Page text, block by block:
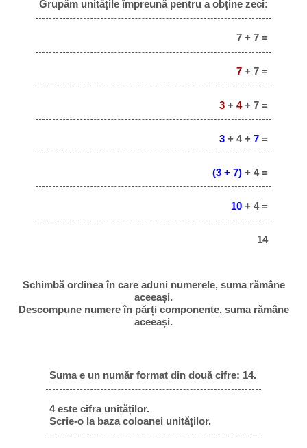
Grupăm unitățile împreună pentru a obține zeci:
7 + 7 =
7 + 7 =
3 + 4+ 7 =
3 + 4 + 7 =
(3 + 7) + 4 =
10 + 4 =
14
Schimbă ordinea în care aduni numerele, suma rămâne
aceeași.
Descompune numere în părți componente, suma rămâne
aceeași.
Suma e un număr format din două cifre: 14.
4 este cifra unităților.
Scrie-o la baza coloanei unităților.